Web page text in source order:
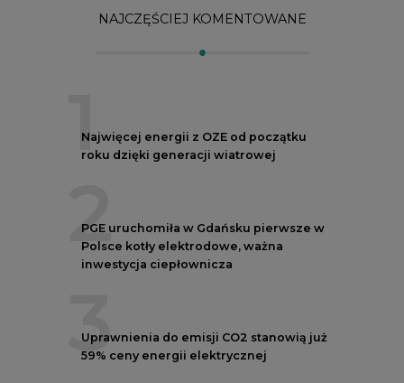
3
4
Czy inwazja Rosji na Ukrainę przyśpieszy
5
Postawy Polek i Polaków wobec zmian